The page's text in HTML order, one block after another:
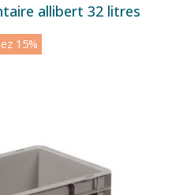
allibert 32 litres
15%